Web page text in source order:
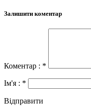
Залишити коментар
Коментар : *
Ім'я : *
Відправити